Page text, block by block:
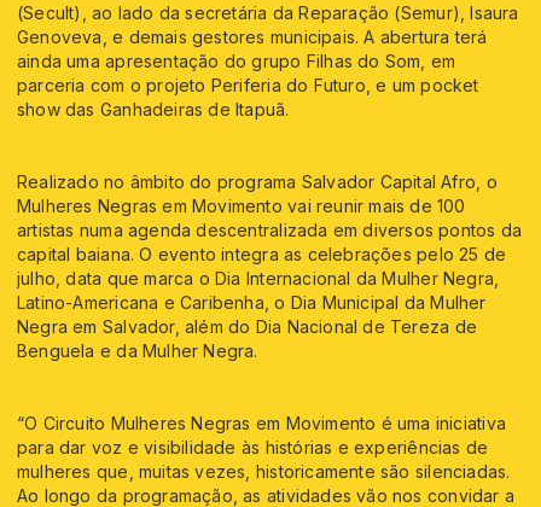
(Secult), ao lado da secretária da Reparação (Semur), Isaura
Genoveva, e demais gestores municipais. A abertura terá
ainda uma apresentação do grupo Filhas do Som, em
parceria com o projeto Periferia do Futuro, e um pocket
show das Ganhadeiras de Itapuã.
Realizado no âmbito do programa Salvador Capital Afro, o
Mulheres Negras em Movimento vai reunir mais de 100
artistas numa agenda descentralizada em diversos pontos da
capital baiana. O evento integra as celebrações pelo 25 de
julho, data que marca o Dia Internacional da Mulher Negra,
Latino-Americana e Caribenha, o Dia Municipal da Mulher
Negra em Salvador, além do Dia Nacional de Tereza de
Benguela e da Mulher Negra.
“O Circuito Mulheres Negras em Movimento é uma iniciativa
para dar voz e visibilidade às histórias e experiências de
mulheres que, muitas vezes, historicamente são silenciadas.
Ao longo da programação, as atividades vão nos convidar a